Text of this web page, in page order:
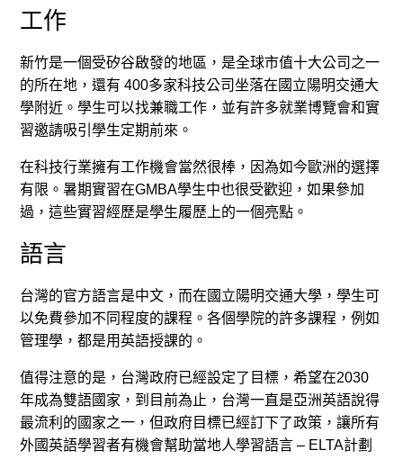
工作
新竹是一個受矽谷啟發的地區，是全球市值十大公司之一
的所在地，還有 400多家科技公司坐落在國立陽明交通大
學附近。學生可以找兼職工作，並有許多就業博覽會和實
習邀請吸引學生定期前來。
在科技行業擁有工作機會當然很棒，因為如今歐洲的選擇
有限。暑期實習在GMBA學生中也很受歡迎，如果參加
過，這些實習經歷是學生履歷上的一個亮點。
語言
台灣的官方語言是中文，而在國立陽明交通大學，學生可
以免費參加不同程度的課程。各個學院的許多課程，例如
管理學，都是用英語授課的。
值得注意的是，台灣政府已經設定了目標，希望在2030
年成為雙語國家，到目前為止，台灣一直是亞洲英語說得
最流利的國家之一，但政府目標已經訂下了政策，讓所有
外國英語學習者有機會幫助當地人學習語言 – ELTA計劃